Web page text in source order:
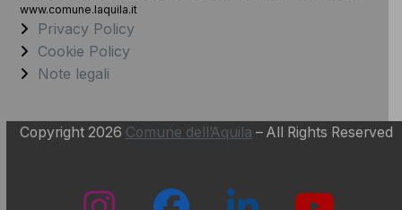
www.comune.laquila.it
Privacy Policy
Cookie Policy
Note legali
Copyright 2026 Comune dell’Aquila – All Rights Reserved